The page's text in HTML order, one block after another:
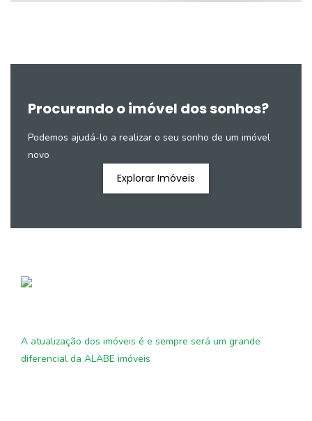
Procurando o imóvel dos sonhos?
Podemos ajudá-lo a realizar o seu sonho de um imóvel
novo
Explorar Imóveis
A atualização dos imóveis é e sempre será um grande
diferencial da ALABE imóveis